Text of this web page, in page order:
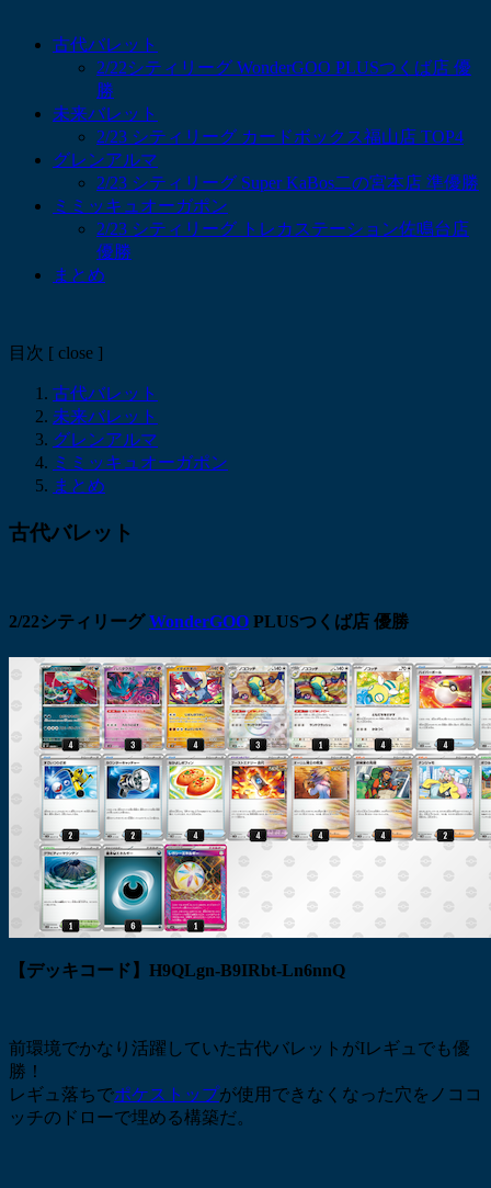
古代バレット
2/22シティリーグ WonderGOO PLUSつくば店 優
勝
未来バレット
2/23 シティリーグ カードボックス福山店 TOP4
グレンアルマ
2/23 シティリーグ Super KaBos二の宮本店 準優勝
ミミッキュオーガポン
2/23 シティリーグ トレカステーション佐鳴台店
優勝
まとめ
目次 [ close ]
古代バレット
未来バレット
グレンアルマ
ミミッキュオーガポン
まとめ
古代バレット
2/22シティリーグWonderGOO PLUSつくば店 優勝
【デッキコード】H9QLgn-B9IRbt-Ln6nnQ
前環境でかなり活躍していた古代バレットがIレギュでも優
勝！
レギュ落ちでポケストップが使用できなくなった穴をノココ
ッチのドローで埋める構築だ。